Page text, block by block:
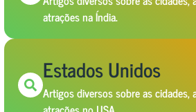
atrações na Índia.
Estados Unidos
Artigos diversos sobre as cidades,